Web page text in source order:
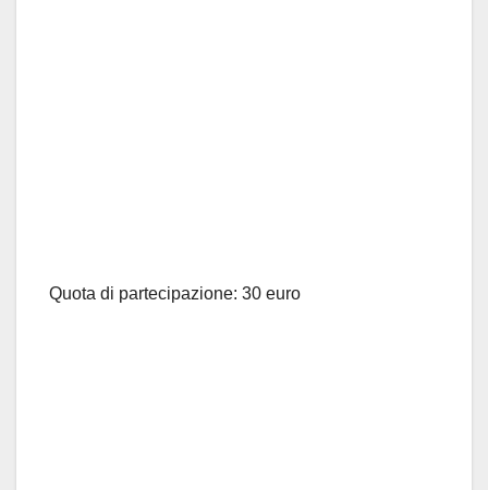
Quota di partecipazione: 30 euro